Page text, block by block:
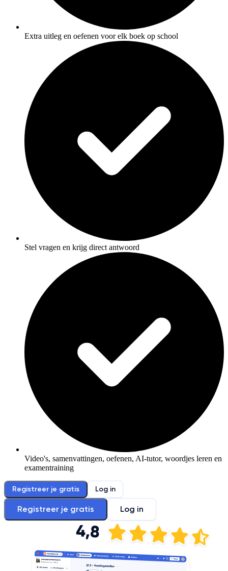
Extra uitleg en oefenen voor elk boek op school
Stel vragen en krijg direct antwoord
Video's, samenvattingen, oefenen, AI-tutor, woordjes leren en
examentraining
Registreer je gratis Log in
Registreer je gratis Log in